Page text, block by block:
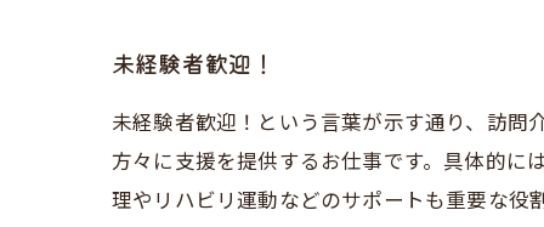
未経験者歓迎！
未経験者歓迎！という言葉が示す通り、訪問
方々に支援を提供するお仕事です。具体的に
理やリハビリ運動などのサポートも重要な役